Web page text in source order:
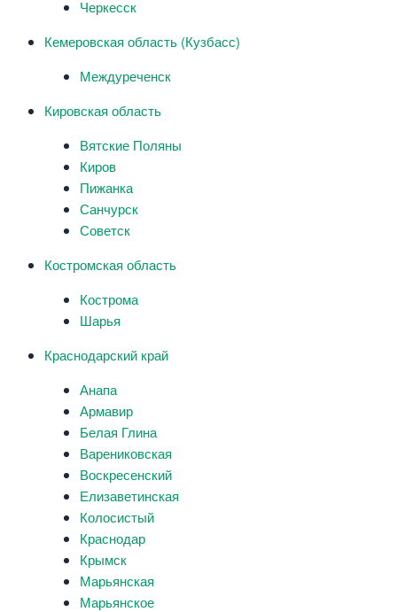
Черкесск
Кемеровская область (Кузбасс)
Междуреченск
Кировская область
Вятские Поляны
Киров
Пижанка
Санчурск
Советск
Костромская область
Кострома
Шарья
Краснодарский край
Анапа
Армавир
Белая Глина
Варениковская
Воскресенский
Елизаветинская
Колосистый
Краснодар
Крымск
Марьянская
Марьянское